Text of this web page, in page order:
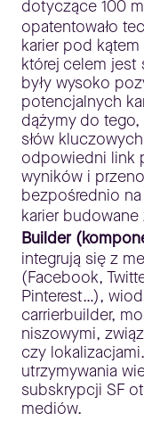
dotyczące 100
opatentowało
karier pod
której celem jest
były wysoko
potencjalnych
dążymy do
słów
odpowiedni link
wyników i
bezpośrednio na
karier
Builder
integrują się z
(Facebook,
Pinterest…),
carrierbuilder,
niszowymi,
czy
utrzymywania
subskrypcji SF
mediów.